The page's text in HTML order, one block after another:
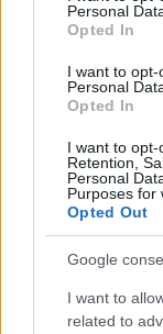
Personal
Opted In
I want to
Personal
Opted In
I want to opt-
Retention,
Personal
Purposes for
Opted Out
Google
I want to
related to
mindaz a
magyar
lelkekben,
velejükig ...